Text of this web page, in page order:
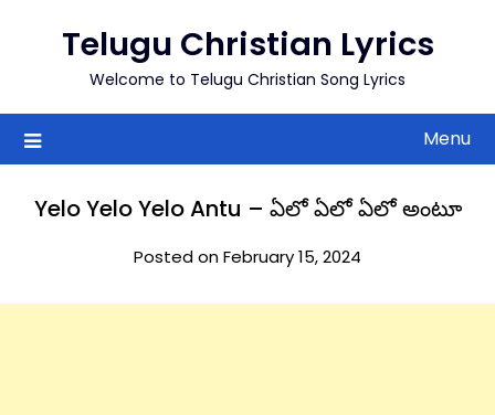
Telugu Christian Lyrics
Welcome to Telugu Christian Song Lyrics
Menu
Yelo Yelo Yelo Antu – ఏలో ఏలో ఏలో అంటూ
Posted on February 15, 2024